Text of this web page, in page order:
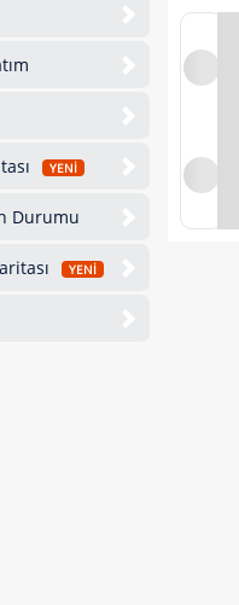
YENİ
Durumu
YENİ